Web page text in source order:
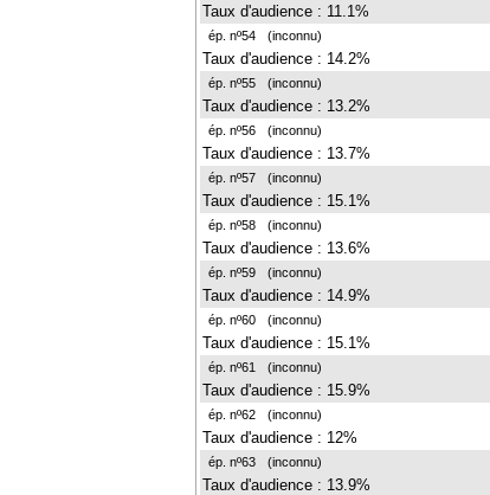
Taux d'audience : 11.1%
ép. nº54 (inconnu)
Taux d'audience : 14.2%
ép. nº55 (inconnu)
Taux d'audience : 13.2%
ép. nº56 (inconnu)
Taux d'audience : 13.7%
ép. nº57 (inconnu)
Taux d'audience : 15.1%
ép. nº58 (inconnu)
Taux d'audience : 13.6%
ép. nº59 (inconnu)
Taux d'audience : 14.9%
ép. nº60 (inconnu)
Taux d'audience : 15.1%
ép. nº61 (inconnu)
Taux d'audience : 15.9%
ép. nº62 (inconnu)
Taux d'audience : 12%
ép. nº63 (inconnu)
Taux d'audience : 13.9%